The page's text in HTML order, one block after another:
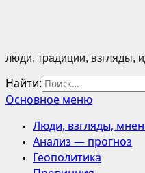
люди, традиции, взгляды,
Найти:
Основное меню
Люди, взгляды,
Анализ — прогноз
Геополитика